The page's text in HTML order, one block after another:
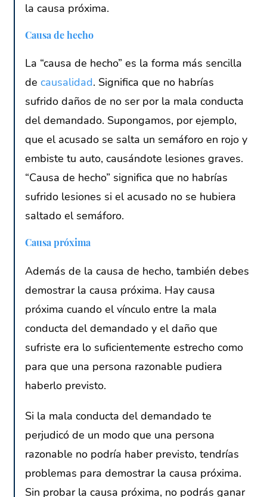
la causa próxima.
Causa de hecho
La “causa de hecho” es la forma más sencilla
de causalidad. Significa que no habrías
sufrido daños de no ser por la mala conducta
del demandado. Supongamos, por ejemplo,
que el acusado se salta un semáforo en rojo y
embiste tu auto, causándote lesiones graves.
“Causa de hecho” significa que no habrías
sufrido lesiones si el acusado no se hubiera
saltado el semáforo.
Causa próxima
Además de la causa de hecho, también debes
demostrar la causa próxima. Hay causa
próxima cuando el vínculo entre la mala
conducta del demandado y el daño que
sufriste era lo suficientemente estrecho como
para que una persona razonable pudiera
haberlo previsto.
Si la mala conducta del demandado te
perjudicó de un modo que una persona
razonable no podría haber previsto, tendrías
problemas para demostrar la causa próxima.
Sin probar la causa próxima, no podrás ganar